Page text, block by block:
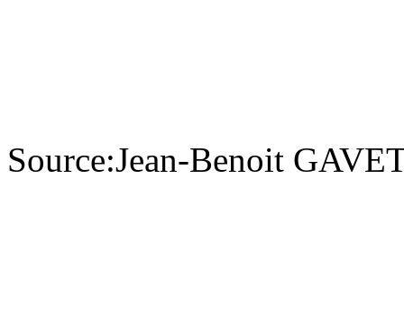
Source:Jean-Benoit